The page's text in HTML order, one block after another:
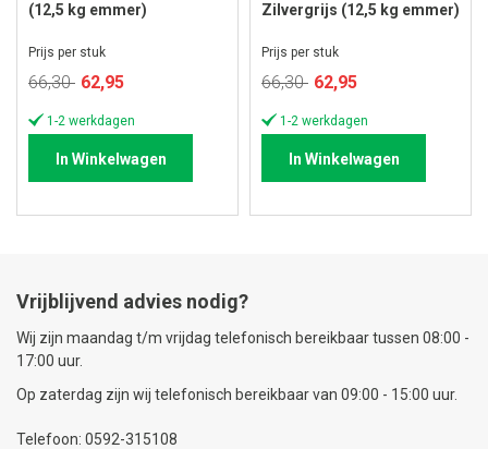
(12,5 kg emmer)
Prijs per stuk
66,30 Speciale
62,95
1-2 werkdagen
In Winkelwagen
Zilvergrijs (12,5 kg emmer)
Prijs per stuk
66,30 Speciale
62,95
1-2 werkdagen
In Winkelwagen
Vrijblijvend advies nodig?
Wij zijn maandag t/m vrijdag telefonisch bereikbaar tussen 08:00 -
17:00 uur.
Op zaterdag zijn wij telefonisch bereikbaar van 09:00 - 15:00 uur.
Telefoon: 0592-315108